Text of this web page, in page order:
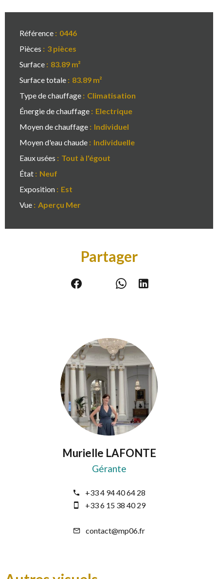
Référence
0446
Pièces
3 pièces
Surface
83.89 m²
Surface totale
83.89 m²
Type de chauffage
Climatisation
Énergie de chauffage
Electrique
Moyen de chauffage
Individuel
Moyen d'eau chaude
Individuelle
Eaux usées
Tout à l'égout
État
Neuf
Exposition
Est
Vue
Aperçu Mer
Partager
Murielle LAFONTE
Gérante
+33 4 94 40 64 28
+33 6 15 38 40 29
contact@mp06.fr